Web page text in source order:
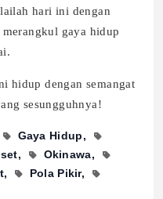
hari ini dengan
gaya hidup
hidup dengan semangat
sesungguhnya!
Gaya Hidup
Okinawa
Pola Pikir